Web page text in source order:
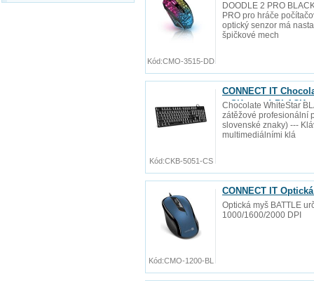
DOODLE 2 PRO
PRO pro hráče
optický senzor má
špičkové mech
Kód:CMO-3515-DD
CONNECT IT
+ SK verze) BLACK
Chocolate WhiteStar
zátěžové profesionální
slovenské znaky) ---
multimediálními klá
Kód:CKB-5051-CS
CONNECT IT
Optická myš BATTLE
1000/1600/2000 DPI
Kód:CMO-1200-BL